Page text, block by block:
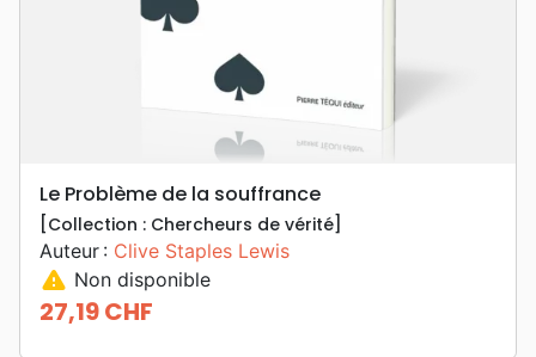
Le Problème de la souffrance
[Collection : Chercheurs de vérité]
Auteur : Clive Staples Lewis
warning Non disponible
Prix
27,19 CHF